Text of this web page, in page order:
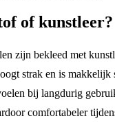
of kunstleer?
zijn bekleed met
strak en is makkelijk
bij langdurig
comfortabeler